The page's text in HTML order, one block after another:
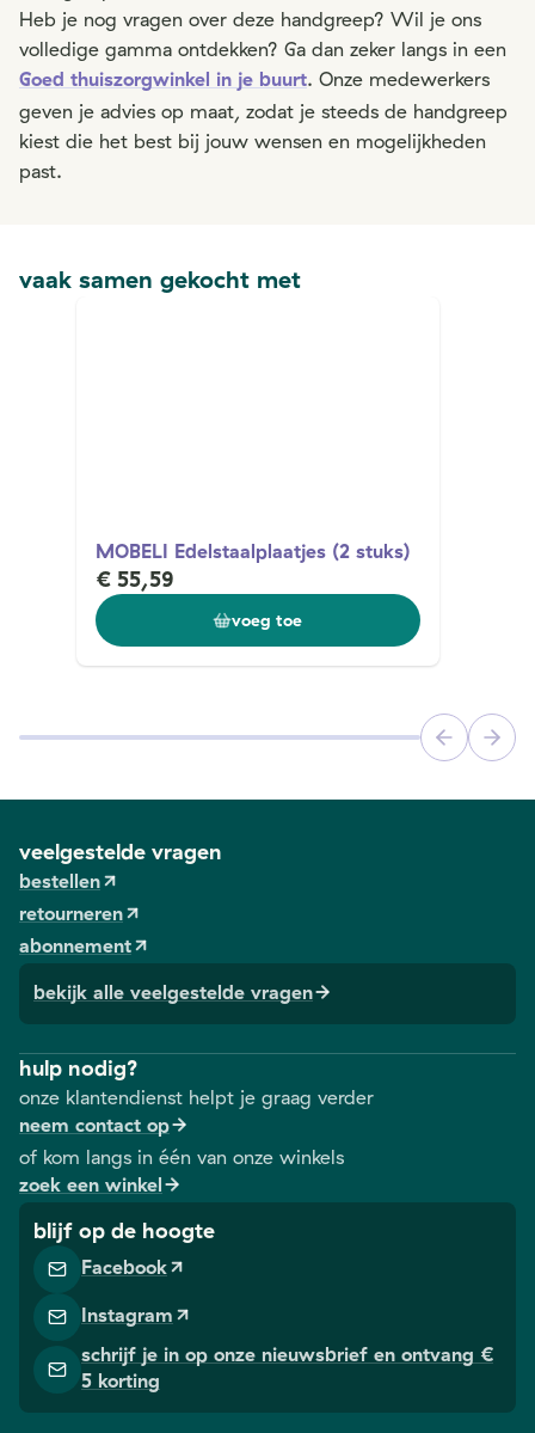
Heb je nog vragen over deze handgreep? Wil je ons
volledige gamma ontdekken? Ga dan zeker langs in een
Goed thuiszorgwinkel in je buurt. Onze medewerkers
geven je advies op maat, zodat je steeds de handgreep
kiest die het best bij jouw wensen en mogelijkheden
past.
vaak samen gekocht met
MOBELI Edelstaalplaatjes (2 stuks)
€ 55,59
voeg toe
veelgestelde vragen
bestellen
retourneren
abonnement
bekijk alle veelgestelde vragen
hulp nodig?
onze klantendienst helpt je graag verder
neem contact op
of kom langs in één van onze winkels
zoek een winkel
blijf op de hoogte
Facebook
Instagram
schrijf je in op onze nieuwsbrief en ontvang €
5 korting